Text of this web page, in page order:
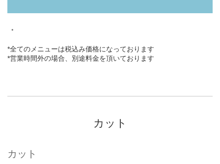
・
*全てのメニューは税込み価格になっております
*営業時間外の場合、別途料金を頂いております
カット
カット